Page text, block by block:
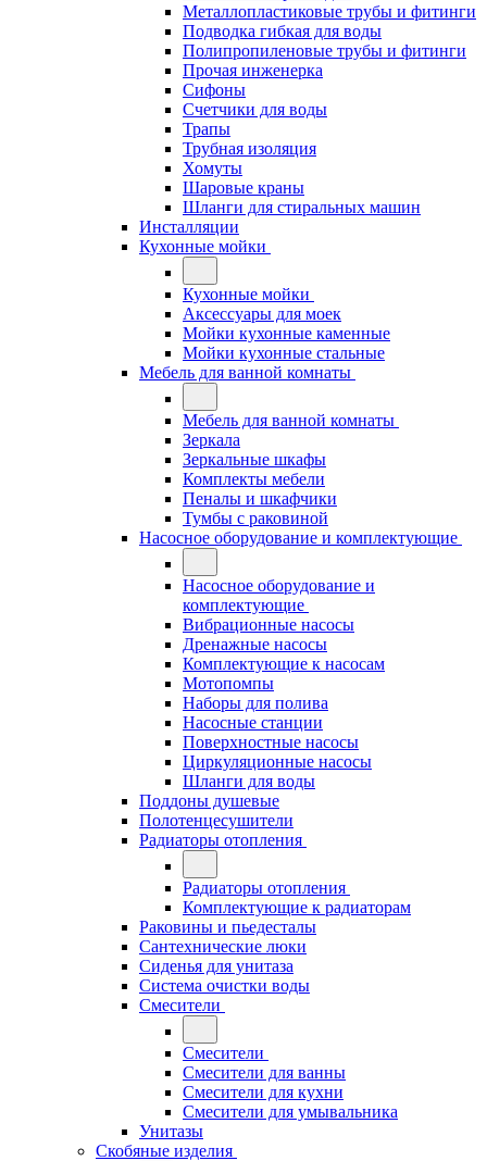
Металлопластиковые трубы и фитинги
Подводка гибкая для воды
Полипропиленовые трубы и фитинги
Прочая инженерка
Сифоны
Счетчики для воды
Трапы
Трубная изоляция
Хомуты
Шаровые краны
Шланги для стиральных машин
Инсталляции
Кухонные мойки
Кухонные мойки
Аксессуары для моек
Мойки кухонные каменные
Мойки кухонные стальные
Мебель для ванной комнаты
Мебель для ванной комнаты
Зеркала
Зеркальные шкафы
Комплекты мебели
Пеналы и шкафчики
Тумбы с раковиной
Насосное оборудование и комплектующие
Насосное оборудование и
комплектующие
Вибрационные насосы
Дренажные насосы
Комплектующие к насосам
Мотопомпы
Наборы для полива
Насосные станции
Поверхностные насосы
Циркуляционные насосы
Шланги для воды
Поддоны душевые
Полотенцесушители
Радиаторы отопления
Радиаторы отопления
Комплектующие к радиаторам
Раковины и пьедесталы
Сантехнические люки
Сиденья для унитаза
Система очистки воды
Смесители
Смесители
Смесители для ванны
Смесители для кухни
Смесители для умывальника
Унитазы
Скобяные изделия